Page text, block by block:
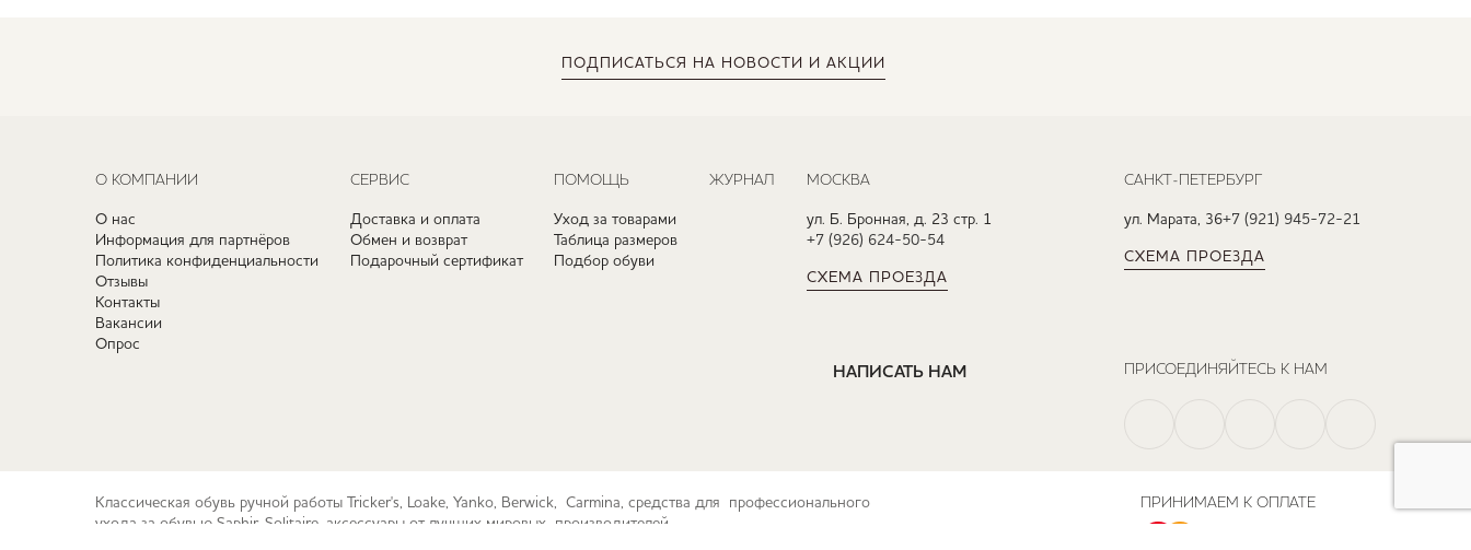
ПОДПИСАТЬСЯ НА НОВОСТИ И АКЦИИ
О КОМПАНИИ
О нас
Информация для партнёров
Политика конфиденциальности
Отзывы
Контакты
Вакансии
Опрос
СЕРВИС
Доставка и оплата
Обмен и возврат
Подарочный сертификат
ПОМОЩЬ
Уход за товарами
Таблица размеров
Подбор обуви
ЖУРНАЛ МОСКВА
ул. Б. Бронная, д. 23 стр. 1
+7 (926) 624-50-54
СХЕМА ПРОЕЗДА
САНКТ-ПЕТЕРБУРГ
ул. Марата, 36+7 (921) 945-72-21
СХЕМА ПРОЕЗДА
НАПИСАТЬ НАМ ПРИСОЕДИНЯЙТЕСЬ К НАМ
Классическая обувь ручной работы Tricker's, Loake, Yanko, Berwick, Carmina, средства для профессионального
ухода за обувью Saphir, Solitaire, аксессуары от лучших мировых производителей
ПРИНИМАЕМ К ОПЛАТЕ